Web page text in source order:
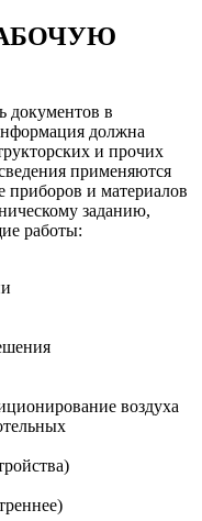
документов в
должна
и прочих
применяются
приборов и материалов
заданию,
работы:
воздуха